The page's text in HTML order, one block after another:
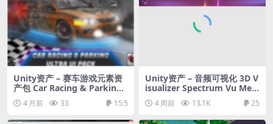
Unity资产 – 赛车游戏元素资
产包 Car Racing & Parking
Ultra UI Kit
4 月前 33 15.5
Unity资产 – 音频可视化 3D V
isualizer Spectrum Vu Met
er 4 周前 13.1K 25